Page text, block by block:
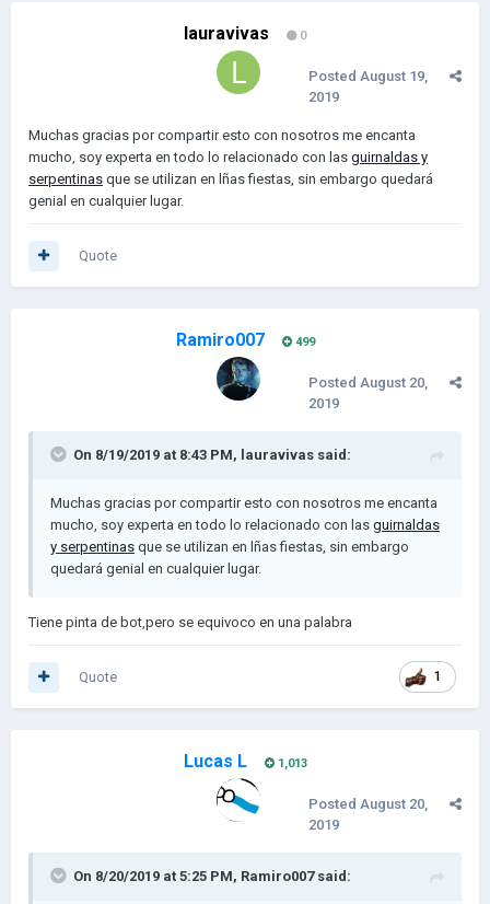
lauravivas 0
Posted August 19,
2019
Muchas gracias por compartir esto con nosotros me encanta
mucho, soy experta en todo lo relacionado con las guirnaldas y
serpentinas que se utilizan en lñas fiestas, sin embargo quedará
genial en cualquier lugar.
Quote
Ramiro007 499
Posted August 20,
2019
On 8/19/2019 at 8:43 PM, lauravivas said:
Muchas gracias por compartir esto con nosotros me encanta
mucho, soy experta en todo lo relacionado con las guirnaldas
y serpentinas que se utilizan en lñas fiestas, sin embargo
quedará genial en cualquier lugar.
Tiene pinta de bot,pero se equivoco en una palabra
1
Quote
Lucas L 1,013
Posted August 20,
2019
On 8/20/2019 at 5:25 PM, Ramiro007said: